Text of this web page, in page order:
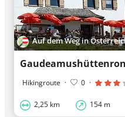
Auf dem Weg in
Hikingroute · 0 ·
2,25 km 154 m